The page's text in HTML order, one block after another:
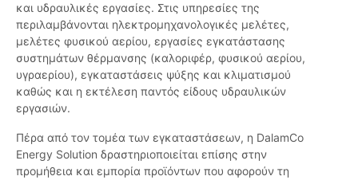
και υδραυλικές εργασίες. Στις υπηρεσίες της
περιλαμβάνονται ηλεκτρομηχανολογικές μελέτες,
μελέτες φυσικού αερίου, εργασίες εγκατάστασης
συστημάτων θέρμανσης (καλοριφέρ, φυσικού αερίου,
υγραερίου), εγκαταστάσεις ψύξης και κλιματισμού
καθώς και η εκτέλεση παντός είδους υδραυλικών
εργασιών.
Πέρα από τον τομέα των εγκαταστάσεων, η DalamCo
Energy Solution δραστηριοποιείται επίσης στην
προμήθεια και εμπορία προϊόντων που αφορούν τη